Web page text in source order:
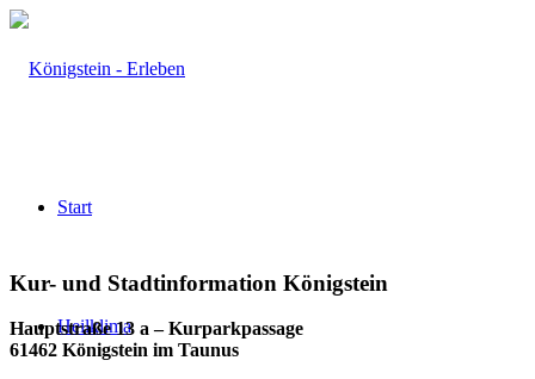
Start
Heilklima
Kur- und Stadtinformation Königstein
Hauptstraße 13 a – Kurparkpassage
61462 Königstein im Taunus